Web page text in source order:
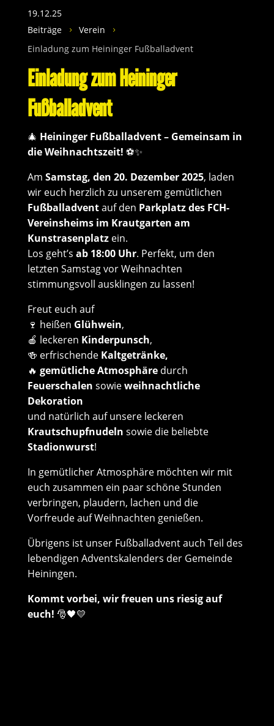
19.12.25
Beiträge
5 Verein 5
Einladung zum Heininger Fußballadvent
Einladung zum Heininger
Fußballadvent
🎄 Heininger Fußballadvent – Gemeinsam in
die Weihnachtszeit! ⚽✨
Am Samstag, den 20. Dezember 2025, laden
wir euch herzlich zu unserem gemütlichen
Fußballadventauf den Parkplatz des FCH-
Vereinsheims im Krautgarten am
Kunstrasenplatzein.
Los geht’s ab 18:00 Uhr. Perfekt, um den
letzten Samstag vor Weihnachten
stimmungsvoll ausklingen zu lassen!
Freut euch auf
🍷 heißen Glühwein,
🍎 leckeren Kinderpunsch,
🍻 erfrischende Kaltgetränke,
🔥 gemütliche Atmosphäre durch
Feuerschalen sowieweihnachtliche
Dekoration
und natürlich auf unsere leckeren
Krautschupfnudeln sowie die beliebte
Stadionwurst!
In gemütlicher Atmosphäre möchten wir mit
euch zusammen ein paar schöne Stunden
verbringen, plaudern, lachen und die
Vorfreude auf Weihnachten genießen.
Übrigens ist unser Fußballadvent auch Teil des
lebendigen Adventskalenders der Gemeinde
Heiningen.
Kommt vorbei, wir freuen uns riesig auf
euch! 🎅🖤💛